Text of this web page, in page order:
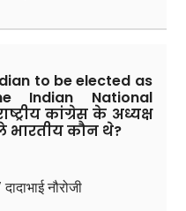
to be elected as
Indian National
कांग्रेस के अध्यक्ष
कौन थे?
नौरोजी